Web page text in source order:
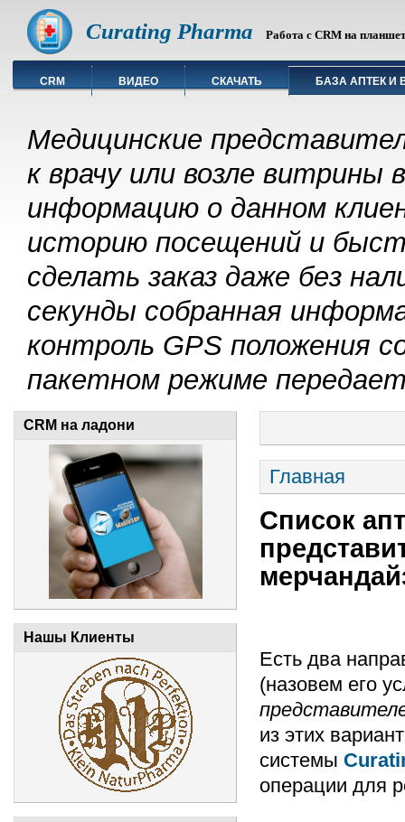
Curating Pharma Работа с CRM на
CRM ВИДЕО СКАЧАТЬ БАЗА АПТЕК И
Медицинские
к врачу или возле
информацию о данном
историю посещений и
сделать заказ даже без
секунды собранная
контроль GPS положения
пакетном режиме
CRM на ладони
Нашы Клиенты
Главная
Список
Есть два
(назовем его
из этих
системы
операции для